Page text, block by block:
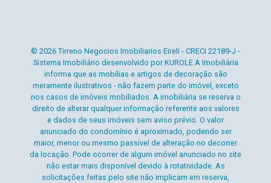
© 2026 Tirreno Negocios Imobiliarios Eireli - CRECI 22189-J -
Sistema Imobiliário desenvolvido por KUROLE A Imobiliária
informa que as mobílias e artigos de decoração são
meramente ilustrativos - não fazem parte do imóvel, exceto
nos casos de imóveis mobiliados. A imobiliária se reserva o
direito de alterar qualquer informação referente aos valores
e dados de seus imóveis sem aviso prévio. O valor
anunciado do condomínio é aproximado, podendo ser
maior, menor ou mesmo passível de alteração no decorrer
da locação. Pode ocorrer de algum imóvel anunciado no site
não estar mais disponível devido à rotatividade. As
solicitações feitas pelo site não implicam em reserva,